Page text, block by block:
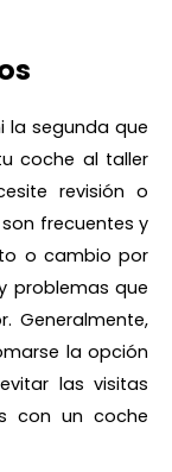
la segunda que
coche al taller
revisión o
frecuentes y
o cambio por
problemas que
Generalmente,
la opción
las visitas
con un coche